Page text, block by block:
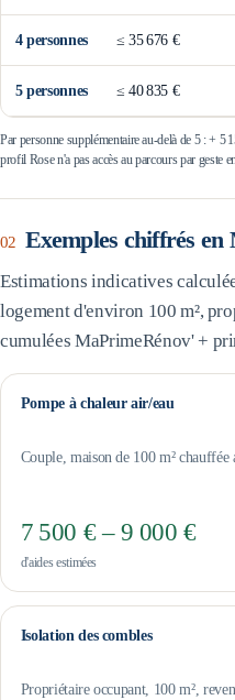
4personnes ≤35 676 €
5personnes ≤40 835 €
Par personne supplémentaire au-delà de 5 : + 5
profil Rose n'a pas accès au parcours par geste
02 Exemples chiffrés en
Estimations indicatives
logement d'environ 100 m²,
cumulées MaPrimeRénov' +
Pompe à chaleur air/eau
Couple, maison de 100 m²
7 500 € – 9 000 €
d'aides estimées
Isolation des combles
Propriétaire occupant, 100 m²,